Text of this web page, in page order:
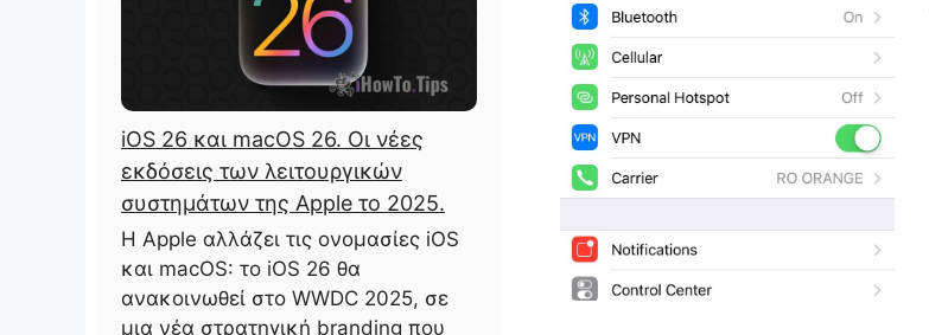
iOS 26 και macOS 26. Οι νέες
εκδόσεις των λειτουργικών
συστημάτων της Apple το 2025.
Η Apple αλλάζει τις ονομασίες iOS
και macOS: το iOS 26 θα
ανακοινωθεί στο WWDC 2025, σε
μια νέα στρατηγική branding που